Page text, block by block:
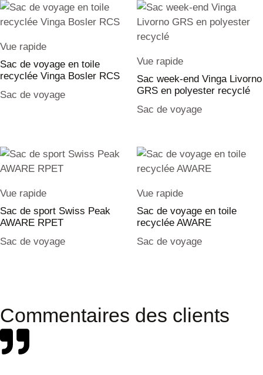
Vue rapide
Sac de voyage en toile
recyclée Vinga Bosler RCS
Sac de voyage
Vue rapide
Sac week-end Vinga Livorno
GRS en polyester recyclé
Sac de voyage
Vue rapide
Sac de sport Swiss Peak
AWARE RPET
Sac de voyage
Vue rapide
Sac de voyage en toile
recyclée AWARE
Sac de voyage
Commentaires des clients